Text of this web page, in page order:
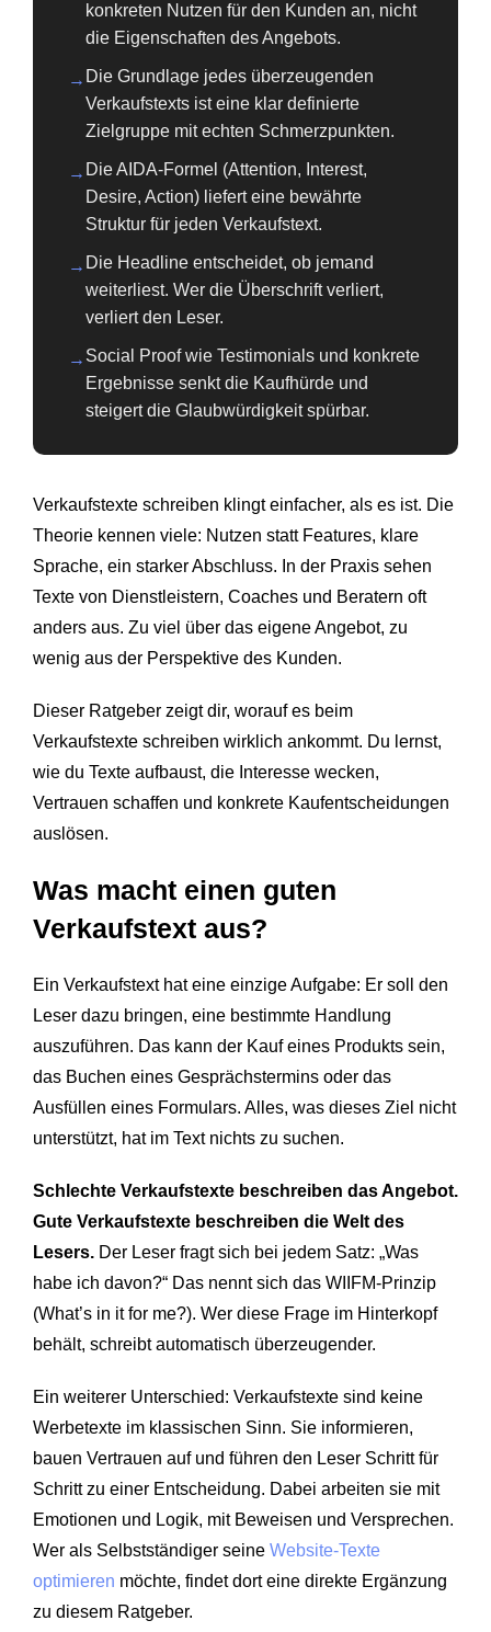
konkreten Nutzen für den Kunden an, nicht
die Eigenschaften des Angebots.
→ Die Grundlage jedes überzeugenden
Verkaufstexts ist eine klar definierte
Zielgruppe mit echten Schmerzpunkten.
→ Die AIDA-Formel (Attention, Interest,
Desire, Action) liefert eine bewährte
Struktur für jeden Verkaufstext.
→ Die Headline entscheidet, ob jemand
weiterliest. Wer die Überschrift verliert,
verliert den Leser.
→ Social Proof wie Testimonials und konkrete
Ergebnisse senkt die Kaufhürde und
steigert die Glaubwürdigkeit spürbar.
Verkaufstexte schreiben klingt einfacher, als es ist. Die
Theorie kennen viele: Nutzen statt Features, klare
Sprache, ein starker Abschluss. In der Praxis sehen
Texte von Dienstleistern, Coaches und Beratern oft
anders aus. Zu viel über das eigene Angebot, zu
wenig aus der Perspektive des Kunden.
Dieser Ratgeber zeigt dir, worauf es beim
Verkaufstexte schreiben wirklich ankommt. Du lernst,
wie du Texte aufbaust, die Interesse wecken,
Vertrauen schaffen und konkrete Kaufentscheidungen
auslösen.
Was macht einen guten
Verkaufstext aus?
Ein Verkaufstext hat eine einzige Aufgabe: Er soll den
Leser dazu bringen, eine bestimmte Handlung
auszuführen. Das kann der Kauf eines Produkts sein,
das Buchen eines Gesprächstermins oder das
Ausfüllen eines Formulars. Alles, was dieses Ziel nicht
unterstützt, hat im Text nichts zu suchen.
Schlechte Verkaufstexte beschreiben das Angebot.
Gute Verkaufstexte beschreiben die Welt des
Lesers. Der Leser fragt sich bei jedem Satz: „Was
habe ich davon?“ Das nennt sich das WIIFM-Prinzip
(What’s in it for me?). Wer diese Frage im Hinterkopf
behält, schreibt automatisch überzeugender.
Ein weiterer Unterschied: Verkaufstexte sind keine
Werbetexte im klassischen Sinn. Sie informieren,
bauen Vertrauen auf und führen den Leser Schritt für
Schritt zu einer Entscheidung. Dabei arbeiten sie mit
Emotionen und Logik, mit Beweisen und Versprechen.
Wer als Selbstständiger seine Website-Texte
optimieren möchte, findet dort eine direkte Ergänzung
zu diesem Ratgeber.